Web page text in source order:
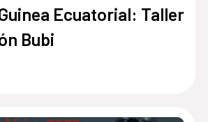
Ecuatorial: Taller
Bubi